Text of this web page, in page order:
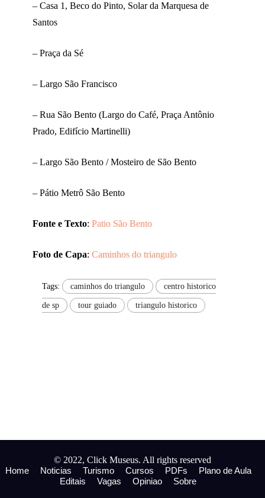
– Casa 1, Beco do Pinto, Solar da Marquesa de
Santos
– Praça da Sé
– Largo São Francisco
– Rua São Bento (Largo do Café, Praça Antônio
Prado, Edifício Martinelli)
– Largo São Bento / Mosteiro de São Bento
– Pátio Metrô São Bento
Fonte e Texto: Patio São Bento
Foto de Capa: Caminhos do triangulo
Tags: caminhos do triangulo centro historico
de sp tour guiado triangulo historico
© 2022, Click Museus. All rights reserved
Home
Noticias Turismo Cursos PDFs
Plano de Aula
Editais
Vagas Opiniao Sobre